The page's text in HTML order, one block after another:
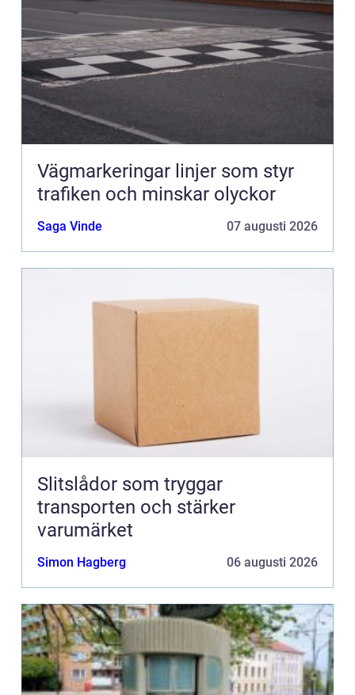
Vägmarkeringar linjer som styr
trafiken och minskar olyckor
Saga Vinde 07 augusti 2026
Slitslådor som tryggar
transporten och stärker
varumärket
Simon Hagberg 06 augusti 2026